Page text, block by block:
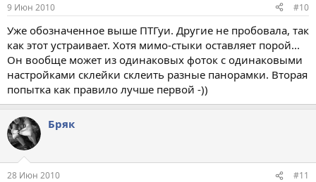
9 Июн 2010 #10
Уже обозначенное выше ПТГуи. Другие не пробовала, так
как этот устраивает. Хотя мимо-стыки оставляет порой...
Он вообще может из одинаковых фоток с одинаковыми
настройками склейки склеить разные панорамки. Вторая
попытка как правило лучше первой -))
Бряк
28 Июн 2010 #11